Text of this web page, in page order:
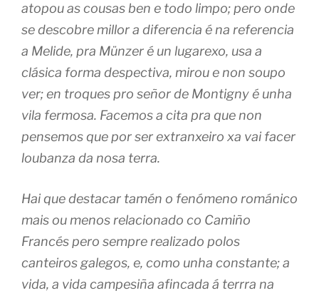
atopou as cousas ben e todo limpo; pero onde
se descobre millor a diferencia é na referencia
a Melide, pra Münzer é un lugarexo, usa a
clásica forma despectiva, mirou e non soupo
ver; en troques pro señor de Montigny é unha
vila fermosa. Facemos a cita pra que non
pensemos que por ser extranxeiro xa vai facer
loubanza da nosa terra.
Hai que destacar tamén o fenómeno románico
mais ou menos relacionado co Camiño
Francés pero sempre realizado polos
canteiros galegos, e, como unha constante; a
vida, a vida campesiña afincada á terrra na